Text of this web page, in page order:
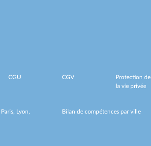
CGU CGV
Protection de
la vie privée
Paris, Lyon,
Bilan de compétences par ville